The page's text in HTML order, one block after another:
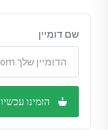
שם דומיין
הזמינו עכשיו